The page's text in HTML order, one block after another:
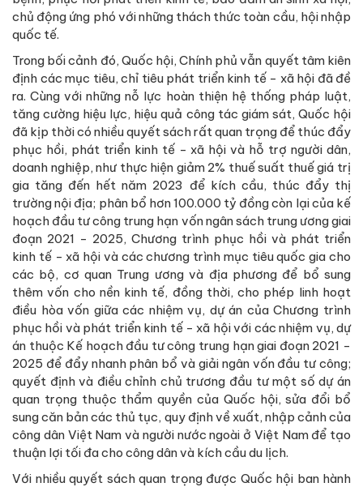
chủ động ứng phó với những thách thức toàn cầu, hội nhập
quốc tế.
Trong bối cảnh đó, Quốc hội, Chính phủ vẫn quyết tâm kiên
định các mục tiêu, chỉ tiêu phát triển kinh tế - xã hội đã đề
ra. Cùng với những nỗ lực hoàn thiện hệ thống pháp luật,
tăng cường hiệu lực, hiệu quả công tác giám sát, Quốc hội
đã kịp thời có nhiều quyết sách rất quan trọng để thúc đẩy
phục hồi, phát triển kinh tế - xã hội và hỗ trợ người dân,
doanh nghiệp, như thực hiện giảm 2% thuế suất thuế giá trị
gia tăng đến hết năm 2023 để kích cầu, thúc đẩy thị
trường nội địa; phân bổ hơn 100.000 tỷ đồng còn lại của kế
hoạch đầu tư công trung hạn vốn ngân sách trung ương giai
đoạn 2021 - 2025, Chương trình phục hồi và phát triển
kinh tế - xã hội và các chương trình mục tiêu quốc gia cho
các bộ, cơ quan Trung ương và địa phương để bổ sung
thêm vốn cho nền kinh tế, đồng thời, cho phép linh hoạt
điều hòa vốn giữa các nhiệm vụ, dự án của Chương trình
phục hồi và phát triển kinh tế - xã hội với các nhiệm vụ, dự
án thuộc Kế hoạch đầu tư công trung hạn giai đoạn 2021 -
2025 để đẩy nhanh phân bổ và giải ngân vốn đầu tư công;
quyết định và điều chỉnh chủ trương đầu tư một số dự án
quan trọng thuộc thẩm quyền của Quốc hội, sửa đổi bổ
sung căn bản các thủ tục, quy định về xuất, nhập cảnh của
công dân Việt Nam và người nước ngoài ở Việt Nam để tạo
thuận lợi tối đa cho công dân và kích cầu du lịch.
Với nhiều quyết sách quan trọng được Quốc hội ban hành